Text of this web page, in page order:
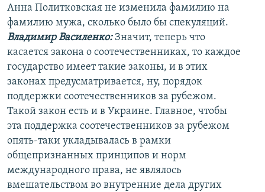
Анна Политковская не изменила фамилию на
фамилию мужа, сколько было бы спекуляций.
Владимир Василенко:Значит, теперь что
касается закона о соотечественниках, то каждое
государство имеет такие законы, и в этих
законах предусматривается, ну, порядок
поддержки соотечественников за рубежом.
Такой закон есть и в Украине. Главное, чтобы
эта поддержка соотечественников за рубежом
опять-таки укладывалась в рамки
общепризнанных принципов и норм
международного права, не являлось
вмешательством во внутренние дела других